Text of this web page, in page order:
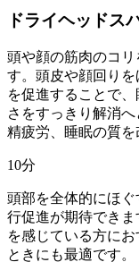
ドライヘッドス
頭や顔の筋肉のコ
す。頭皮や顔回り
を促進することで
さをすっきり解消
精疲労、睡眠の質を
10分
頭部を全体的にほ
行促進が期待でき
を感じている方に
ときにも最適です。